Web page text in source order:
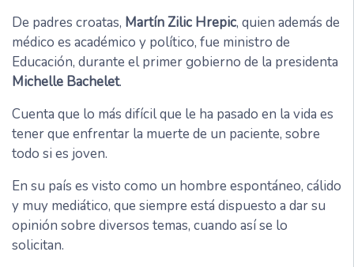
De padres croatas, Martín Zilic Hrepic, quien además de
médico es académico y político, fue ministro de
Educación, durante el primer gobierno de la presidenta
Michelle Bachelet.
Cuenta que lo más difícil que le ha pasado en la vida es
tener que enfrentar la muerte de un paciente, sobre
todo si es joven.
En su país es visto como un hombre espontáneo, cálido
y muy mediático, que siempre está dispuesto a dar su
opinión sobre diversos temas, cuando así se lo
solicitan.